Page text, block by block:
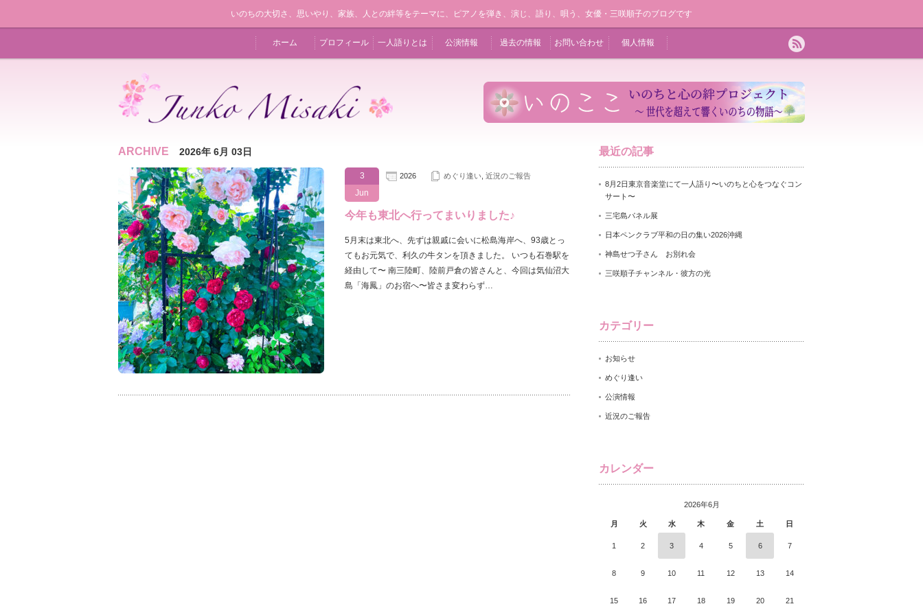
いのちの大切さ、思いやり、家族、人との絆等をテーマに、ピアノを弾き、演じ、語り、唄う、女優・三咲順子のブログです
ホーム プロフィール 一人語りとは 公演情報 過去の情報 お問い合わせ 個人情報
ARCHIVE 2026年 6月 03日
3
Jun
2026 めぐり逢い 近況のご報告
今年も東北へ行ってまいりました♪
5月末は東北へ、先ずは親戚に会いに松島海岸へ、93歳とっ
てもお元気で、利久の牛タンを頂きました。 いつも石巻駅を
経由して〜 南三陸町、陸前戸倉の皆さんと、今回は気仙沼大
島「海鳳」のお宿へ〜皆さま変わらず…
最近の記事
8月2日東京音楽堂にて一人語り〜いのちと心をつなぐコン
サート〜
三宅島パネル展
日本ペンクラブ平和の日の集い2026沖縄
神島せつ子さん お別れ会
三咲順子チャンネル・彼方の光
カテゴリー
お知らせ
めぐり逢い
公演情報
近況のご報告
カレンダー
2026年6月
月 火 水 木 金 土 日
1 2 3 4 5 6 7
8 9 10 11 12 13 14
15 16 17 18 19 20 21